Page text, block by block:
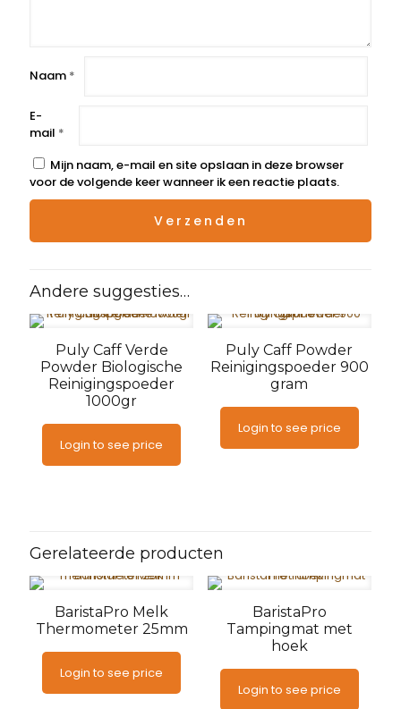
Naam *
E-
mail *
Mijn naam, e-mail en site opslaan in deze browser
voor de volgende keer wanneer ik een reactie plaats.
Andere suggesties…
Puly Caff Verde
Powder Biologische
Reinigingspoeder
1000gr
Login to see price
Puly Caff Powder
Reinigingspoeder 900
gram
Login to see price
Gerelateerde producten
BaristaPro Melk
Thermometer 25mm
Login to see price
BaristaPro
Tampingmat met
hoek
Login to see price